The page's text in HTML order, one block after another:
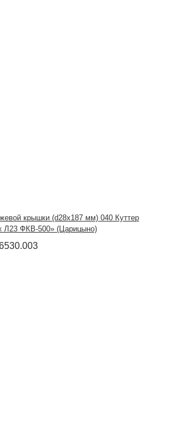
крышки (d28x187 мм) 040 Куттер
Л23 ФКВ-500» (Царицыно)